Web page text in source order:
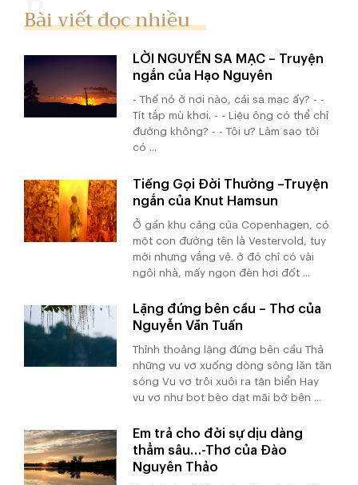
Bài viết đọc nhiều
LỜI NGUYỀN SA MẠC – Truyện
ngắn của Hạo Nguyên
- Thế nó ở nơi nào, cái sa mạc ấy? - -
Tít tắp mù khơi. - - Liệu ông có thể chỉ
đường không? - - Tôi ư? Làm sao tôi
có ...
Tiếng Gọi Đời Thường –Truyện
ngắn của Knut Hamsun
Ở gần khu cảng của Copenhagen, có
một con đường tên là Vestervold, tuy
mới nhưng vắng vẻ. ở đó chỉ có vài
ngôi nhà, mấy ngọn đèn hơi đốt ...
Lặng đứng bên cầu – Thơ của
Nguyễn Văn Tuấn
Thỉnh thoảng lặng đứng bên cầu Thả
những vu vơ xuống dòng sông lăn tăn
sóng Vu vơ trôi xuôi ra tận biển Hay
vu vơ như bọt bèo dạt mãi bờ bên ...
Em trả cho đời sự dịu dàng
thẳm sâu…-Thơ của Đào
Nguyên Thảo